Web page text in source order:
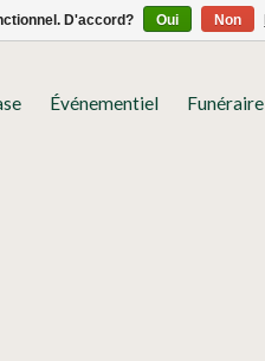
Événementiel Funéraire
D'accord? Oui Non